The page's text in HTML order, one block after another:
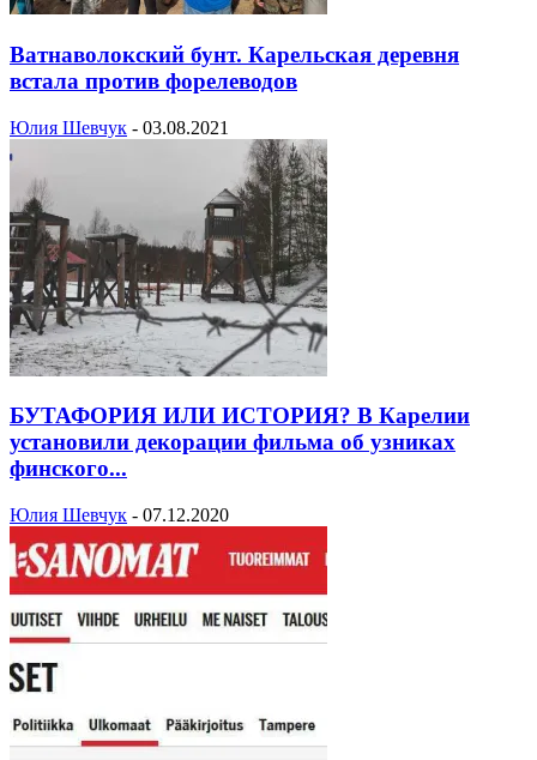
Ватнаволокский бунт. Карельская деревня
встала против форелеводов
Юлия Шевчук - 03.08.2021
БУТАФОРИЯ ИЛИ ИСТОРИЯ? В Карелии
установили декорации фильма об узниках
финского...
Юлия Шевчук - 07.12.2020